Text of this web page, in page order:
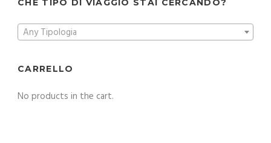
CHE TIPO DI VIAGGIO STAI CERCANDO?
Any Tipologia
CARRELLO
No products in the cart.